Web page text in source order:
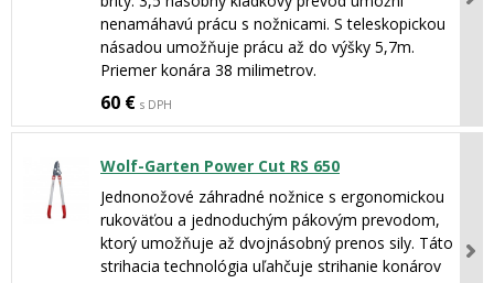
nenamáhavú prácu s nožnicami. S teleskopickou
násadou umožňuje prácu až do výšky 5,7m.
Priemer konára 38 milimetrov.
60 € s DPH
Wolf-Garten Power Cut RS 650
Jednonožové záhradné nožnice s ergonomickou
rukoväťou a jednoduchým pákovým prevodom,
ktorý umožňuje až dvojnásobný prenos sily. Táto
strihacia technológia uľahčuje strihanie konárov